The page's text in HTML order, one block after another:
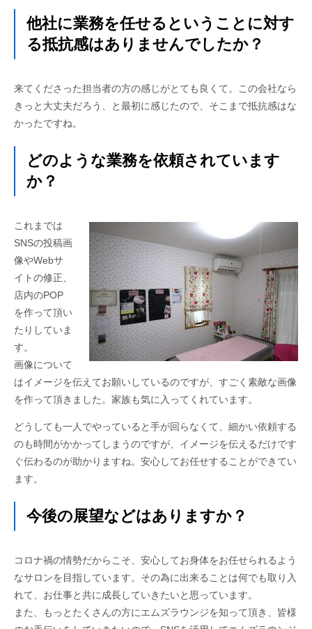
他社に業務を任せるということに対す
る抵抗感はありませんでしたか？
来てくださった担当者の方の感じがとても良くて。この会社なら
きっと大丈夫だろう、と最初に感じたので、そこまで抵抗感はな
かったですね。
どのような業務を依頼されています
か？
これまでは
SNSの投稿画
像やWebサ
イトの修正、
店内のPOP
を作って頂い
たりしていま
す。
画像について
はイメージを伝えてお願いしているのですが、すごく素敵な画像
を作って頂きました。家族も気に入ってくれています。
どうしても一人でやっていると手が回らなくて、細かい依頼する
のも時間がかかってしまうのですが、イメージを伝えるだけです
ぐ伝わるのが助かりますね。安心してお任せすることができてい
ます。
今後の展望などはありますか？
コロナ禍の情勢だからこそ、安心してお身体をお任せられるよう
なサロンを目指しています。その為に出来ることは何でも取り入
れて、お仕事と共に成長していきたいと思っています。
また、もっとたくさんの方にエムズラウンジを知って頂き、皆様